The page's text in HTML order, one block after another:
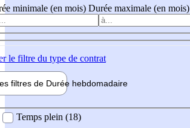
minimale (en mois) Durée maximale (en mois)
le filtre du type de contrat
filtres de Durée hebdomadaire
Temps plein (18)